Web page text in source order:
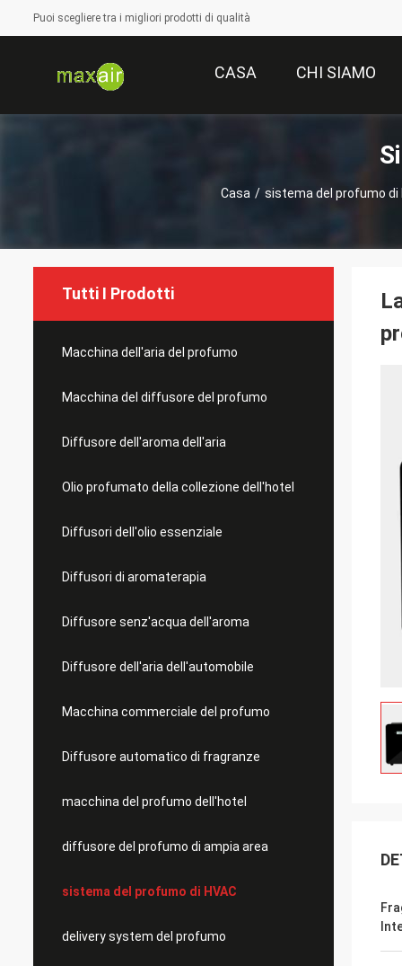
Puoi scegliere tra i migliori prodotti di qualità
CASA CHI SIAMO
Casa / sistema del profumo di
Tutti I Prodotti
Macchina dell'aria del profumo
Macchina del diffusore del profumo
Diffusore dell'aroma dell'aria
Olio profumato della collezione dell'hotel
Diffusori dell'olio essenziale
Diffusori di aromaterapia
Diffusore senz'acqua dell'aroma
Diffusore dell'aria dell'automobile
Macchina commerciale del profumo
Diffusore automatico di fragranze
macchina del profumo dell'hotel
diffusore del profumo di ampia area
sistema del profumo di HVAC
delivery system del profumo